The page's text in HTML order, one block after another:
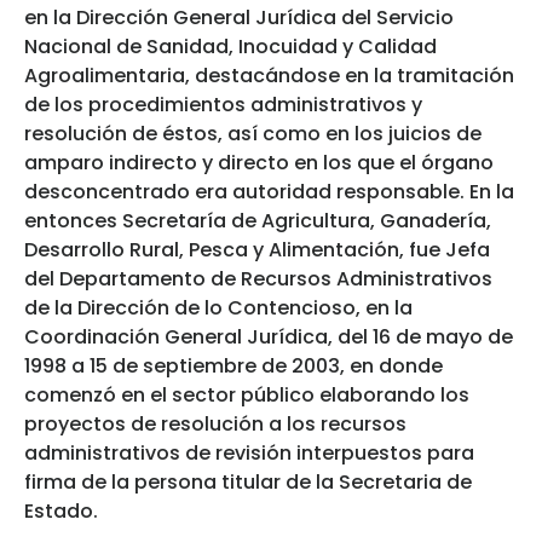
en la Dirección General Jurídica del Servicio
Nacional de Sanidad, Inocuidad y Calidad
Agroalimentaria, destacándose en la tramitación
de los procedimientos administrativos y
resolución de éstos, así como en los juicios de
amparo indirecto y directo en los que el órgano
desconcentrado era autoridad responsable. En la
entonces Secretaría de Agricultura, Ganadería,
Desarrollo Rural, Pesca y Alimentación, fue Jefa
del Departamento de Recursos Administrativos
de la Dirección de lo Contencioso, en la
Coordinación General Jurídica, del 16 de mayo de
1998 a 15 de septiembre de 2003, en donde
comenzó en el sector público elaborando los
proyectos de resolución a los recursos
administrativos de revisión interpuestos para
firma de la persona titular de la Secretaria de
Estado.